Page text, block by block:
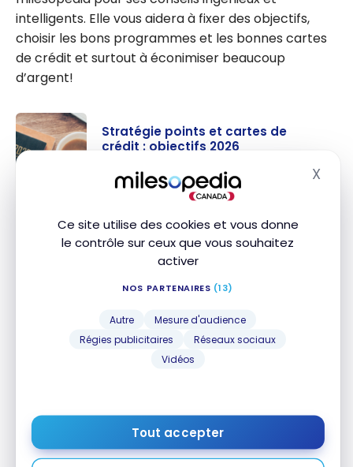
Ce site utilise des cookies et vous donne
le contrôle sur ceux que vous souhaitez
activer
NOS PARTENAIRES (13)
Autre
Mesure d'audience
Régies publicitaires
Réseaux sociaux
Vidéos
Tout accepter
X
argent
intelligents. Elle vous aidera à fixer des objectifs,
choisir les bons programmes et les bonnes cartes
de crédit et surtout à éconimiser beaucoup
d’argent!
cartes de
Stratégie points et cartes de
crédit : objectifs 2026
points
destinations à moins de 100 000
points
25 mai 2025
programm
pour votre
Choisir le meilleur programme de
points pour votre voyage
21 mai 2025
récompenses de METRO
24 mai 2024